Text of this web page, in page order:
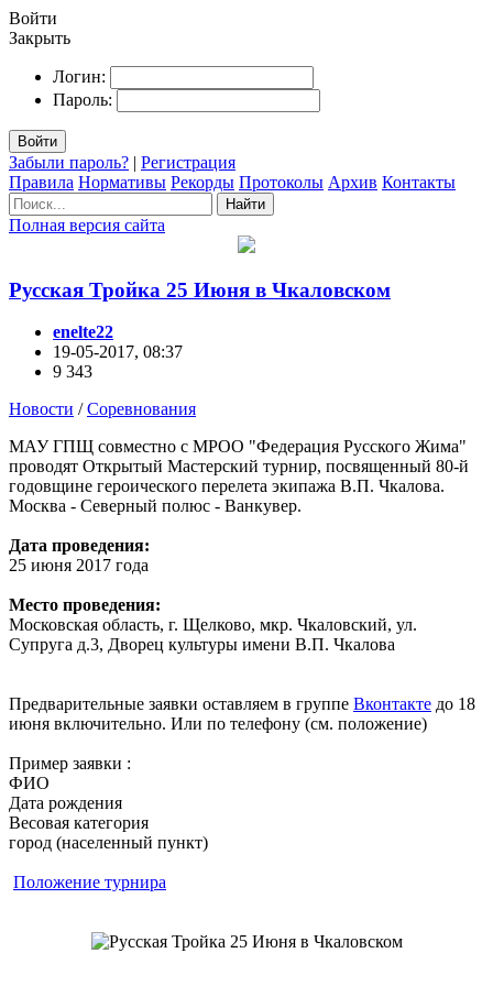
Войти
Закрыть
Логин:
Пароль:
Войти
Забыли пароль? | Регистрация
Правила Нормативы Рекорды Протоколы Архив Контакты
Найти
Полная версия сайта
Русская Тройка 25 Июня в Чкаловском
enelte22
19-05-2017, 08:37
9 343
Новости /Соревнования
МАУ ГПЩ совместно с МРОО "Федерация Русского Жима"
проводят Открытый Мастерский турнир, посвященный 80-й
годовщине героического перелета экипажа В.П. Чкалова.
Москва - Северный полюс - Ванкувер.
Дата проведения:
25 июня 2017 года
Место проведения:
Московская область, г. Щелково, мкр. Чкаловский, ул.
Супруга д.3, Дворец культуры имени В.П. Чкалова
Предварительные заявки оставляем в группе Вконтакте до 18
июня включительно. Или по телефону (см. положение)
Пример заявки :
ФИО
Дата рождения
Весовая категория
город (населенный пункт)
Положение турнира